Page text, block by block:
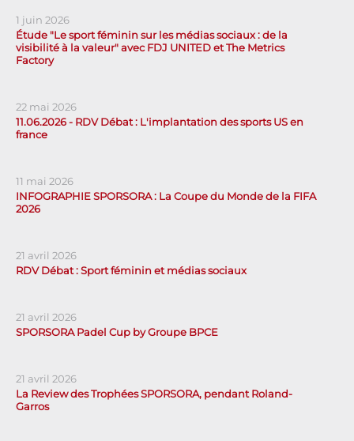
1 juin 2026
Étude "Le sport féminin sur les médias sociaux : de la
visibilité à la valeur" avec FDJ UNITED et The Metrics
Factory
22 mai 2026
11.06.2026 - RDV Débat : L'implantation des sports US en
france
11 mai 2026
INFOGRAPHIE SPORSORA : La Coupe du Monde de la FIFA
2026
21 avril 2026
RDV Débat : Sport féminin et médias sociaux
21 avril 2026
SPORSORA Padel Cup by Groupe BPCE
21 avril 2026
La Review des Trophées SPORSORA, pendant Roland-
Garros